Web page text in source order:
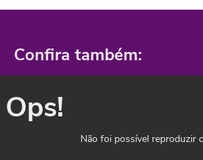
Confira também:
Ops!
Não foi possível reproduzir